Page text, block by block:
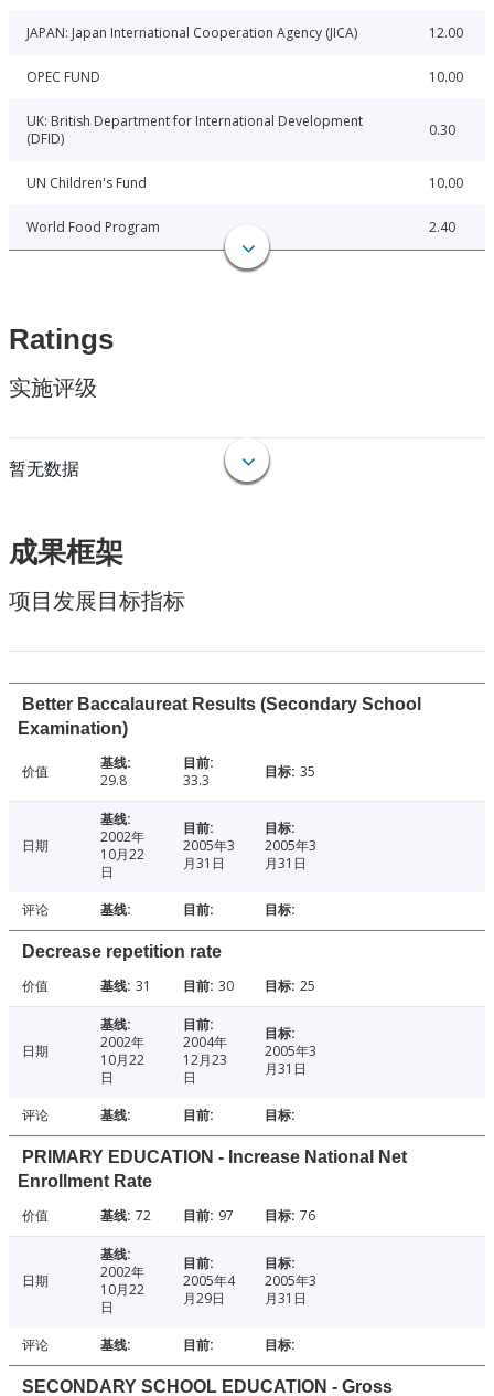
JAPAN: Japan International Cooperation Agency (JICA) 12.00
OPEC FUND 10.00
UK: British Department for International Development
(DFID)
0.30
UN Children's Fund 10.00
World Food Program 2.40
Ratings
实施评级
暂无数据
成果框架
项目发展目标指标
Better Baccalaureat Results (Secondary School
Examination)
价值 29.8 33.3 35
日期
2002年
10月22
日
2005年3
月31日
2005年3
月31日
评论
Decrease repetition rate
价值
31 30 25
日期
2002年
10月22
日
2004年
12月23
日
2005年3
月31日
评论
PRIMARY EDUCATION - Increase National Net
Enrollment Rate
价值
72 97 76
日期
2002年
10月22
日
2005年4
月29日
2005年3
月31日
评论
SECONDARY SCHOOL EDUCATION - Gross